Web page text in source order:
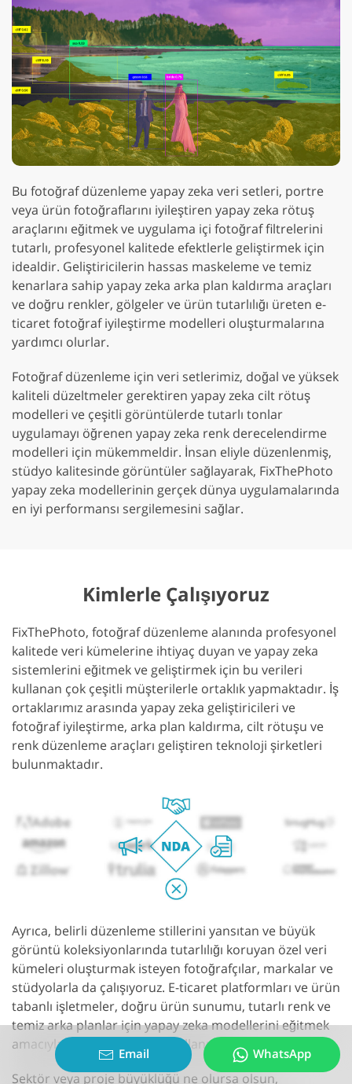
Bu fotoğraf düzenleme yapay zeka veri setleri, portre
veya ürün fotoğraflarını iyileştiren yapay zeka rötuş
araçlarını eğitmek ve uygulama içi fotoğraf filtrelerini
tutarlı, profesyonel kalitede efektlerle geliştirmek için
idealdir. Geliştiricilerin hassas maskeleme ve temiz
kenarlara sahip yapay zeka arka plan kaldırma araçları
ve doğru renkler, gölgeler ve ürün tutarlılığı üreten e-
ticaret fotoğraf iyileştirme modelleri oluşturmalarına
yardımcı olurlar.
Fotoğraf düzenleme için veri setlerimiz, doğal ve yüksek
kaliteli düzeltmeler gerektiren yapay zeka cilt rötuş
modelleri ve çeşitli görüntülerde tutarlı tonlar
uygulamayı öğrenen yapay zeka renk derecelendirme
modelleri için mükemmeldir. İnsan eliyle düzenlenmiş,
stüdyo kalitesinde görüntüler sağlayarak, FixThePhoto
yapay zeka modellerinin gerçek dünya uygulamalarında
en iyi performansı sergilemesini sağlar.
Kimlerle Çalışıyoruz
FixThePhoto, fotoğraf düzenleme alanında profesyonel
kalitede veri kümelerine ihtiyaç duyan ve yapay zeka
sistemlerini eğitmek ve geliştirmek için bu verileri
kullanan çok çeşitli müşterilerle ortaklık yapmaktadır. İş
ortaklarımız arasında yapay zeka geliştiricileri ve
fotoğraf iyileştirme, arka plan kaldırma, cilt rötuşu ve
renk düzenleme araçları geliştiren teknoloji şirketleri
bulunmaktadır.
Ayrıca, belirli düzenleme stillerini yansıtan ve büyük
görüntü koleksiyonlarında tutarlılığı koruyan özel veri
kümeleri oluşturmak isteyen fotoğrafçılar, markalar ve
stüdyolarla da çalışıyoruz. E-ticaret platformları ve ürün
tabanlı işletmeler, doğru ürün sunumu, tutarlı renk ve
temiz arka planlar için yapay zeka modellerini eğitmek
amacıyla veri kümelerimizi kullanıyor.
Sektör veya proje büyüklüğü ne olursa olsun,
Email WhatsApp